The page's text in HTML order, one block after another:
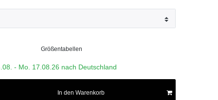
Größentabellen
- Mo. 17.08.26 nach Deutschland
In den Warenkorb